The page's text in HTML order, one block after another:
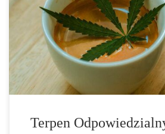
naturze, nawet jeśli nieumyślnie. Jeśli
sosnowy zagajnik lub wypiłeś szklankę
napotkałeś delta 3 carene. Delta 3 carene
zapisywany jako „delta-3-carene” lub po
3 […]
Terpen